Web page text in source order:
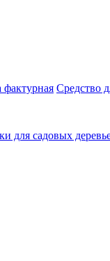
Средство
для садовых